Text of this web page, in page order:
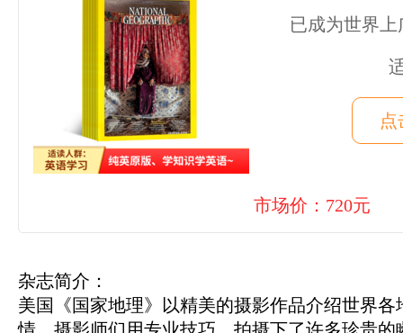
已成为世界
市场价：720元
杂志简介：
美国《国家地理》以精美的摄影作品介绍世界